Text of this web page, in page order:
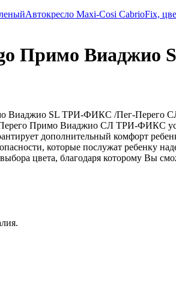
Автокресло Maxi-Cosi CabrioFix,
Примо
Виаджио SL ТРИ-ФИКС /Пег-Перего СЛ/
Примо Виаджио СЛ ТРИ-ФИКС
дополнительный комфорт
которые послужат ребенку
цвета, благодаря которому Вы